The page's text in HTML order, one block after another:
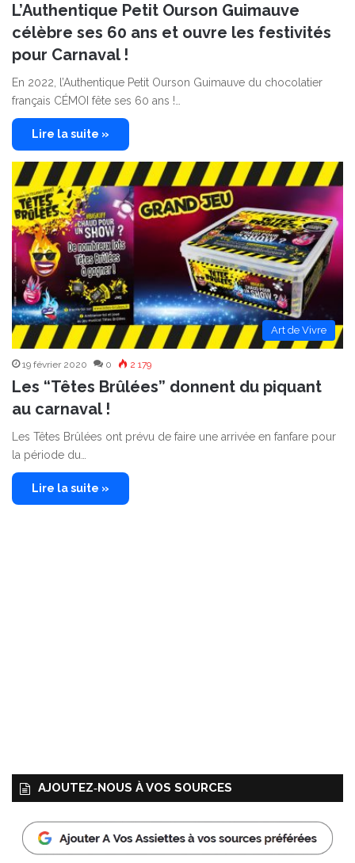
L’Authentique Petit Ourson Guimauve
célèbre ses 60 ans et ouvre les festivités
pour Carnaval !
En 2022, l’Authentique Petit Ourson Guimauve du chocolatier
français CÉMOI fête ses 60 ans !…
Lire la suite »
Art de Vivre
19 février 2020 0 2 179
Les “Têtes Brûlées” donnent du piquant
au carnaval !
Les Têtes Brûlées ont prévu de faire une arrivée en fanfare pour
la période du…
Lire la suite »
AJOUTEZ‑NOUS À VOS SOURCES